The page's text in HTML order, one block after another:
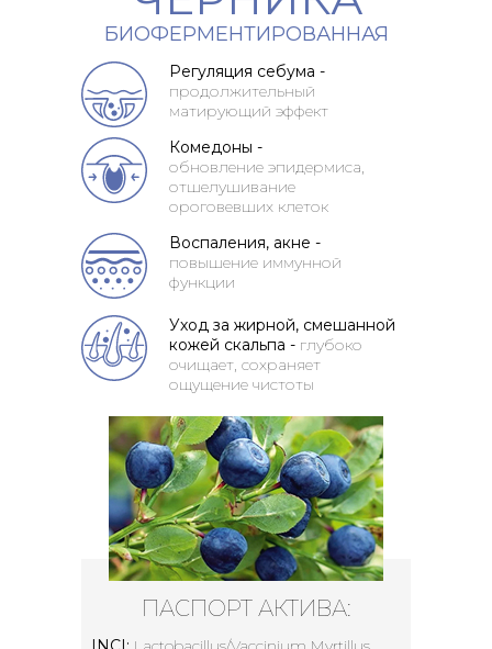
Регуляция себума -
продолжительный
матирующий эффект
Воспаления, акне -
повышение иммунной
функции
Комедоны -
обновление эпидермиса,
отшелушивание
ороговевших клеток
Уход за жирной, смешанной
кожей скальпа - глубоко
очищает, сохраняет
ощущение чистоты
ПАСПОРТ АКТИВА:
БИОФЕРМЕНТИРОВАННАЯ